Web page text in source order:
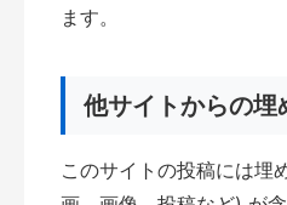
ます。
他サイトからの埋
このサイトの投稿には埋